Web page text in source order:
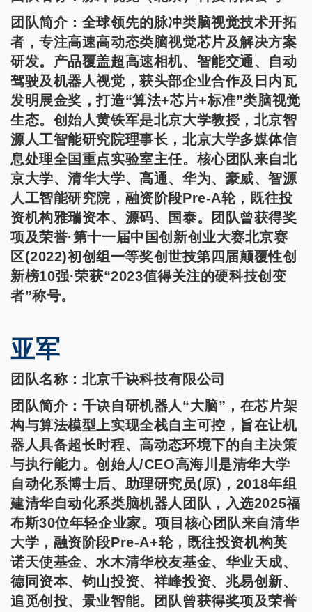
团队简介：全球领先的脉冲类脑视觉技术开拓
者，专注高速高动态类脑视觉芯片及解决方案
研发。产品覆盖超高速相机、智能交通、自动
驾驶及机器人视觉，获头部企业合作及日内瓦
发明展金奖，打造“算法+芯片+标准”类脑视觉
生态。创始人黄铁军是北京大学教授，北京智
源人工智能研究院理事长，北京大学多媒体信
息处理全国重点实验室主任。核心团队来自北
京大学、清华大学、高通、华为、豪威、智源
人工智能研究院，融资阶段Pre-A轮，既往投
资机构雅瑞资本、源码、国泰。团队曾获得奖
项及荣誉·第十一届中国创新创业大赛北京赛
区(2022)初创组一等奖创世技第四届颠覆性创
新榜10强·荣获“2023值得关注的硬科技创变
者”称号。
亚军
团队名称：北京千诀科技有限公司
团队简介：千诀自研机器人“大脑”，在芯片架
构与算法模型上实现全栈自主可控，旨在让机
器人具备超长时程、高动态环境下的自主决策
与执行能力。创始人/CEO高海川是清华大学
自动化系博士后、助理研究员(原)，2018年组
建清华自动化系类脑机器人团队，入选2025福
布斯30位年轻企业家。项目核心团队来自清华
大学，融资阶段Pre-A+轮，既往投资机构英
诺天使基金、水木清华校友基金、华业天成、
德同资本、钧山投资、祥峰投资、兆易创新、
追觅创投、景业智能。团队曾获得奖项及荣誉